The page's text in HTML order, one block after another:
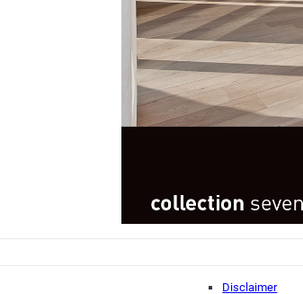
Disclaimer